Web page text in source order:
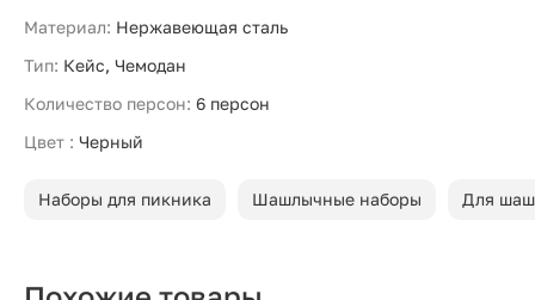
Материал: Нержавеющая сталь
Тип: Кейс, Чемодан
Количество персон: 6 персон
Цвет : Черный
Наборы для пикника Шашлычные наборы Для